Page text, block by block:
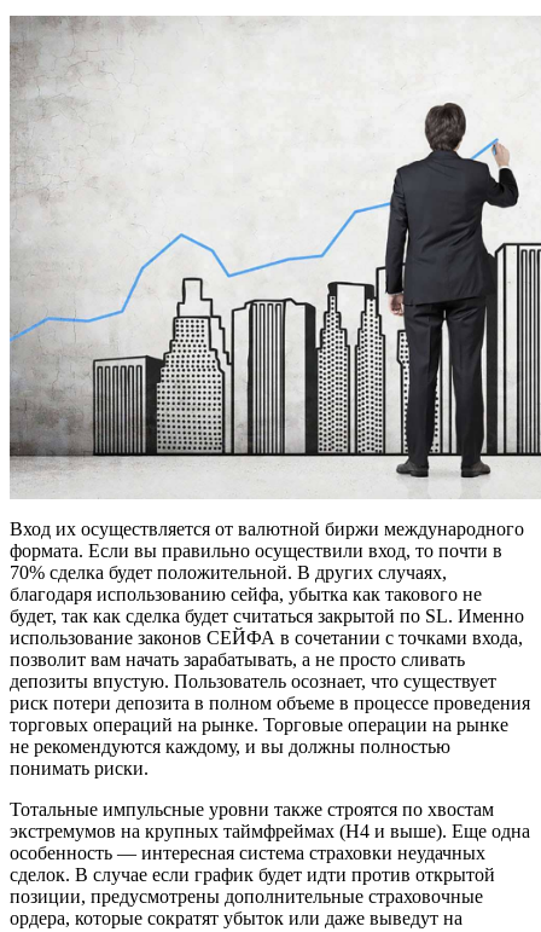
Вход их осуществляется от валютной биржи международного
формата. Если вы правильно осуществили вход, то почти в
70% сделка будет положительной. В других случаях,
благодаря использованию сейфа, убытка как такового не
будет, так как сделка будет считаться закрытой по SL. Именно
использование законов СЕЙФА в сочетании с точками входа,
позволит вам начать зарабатывать, а не просто сливать
депозиты впустую. Пользователь осознает, что существует
риск потери депозита в полном объеме в процессе проведения
торговых операций на рынке. Торговые операции на рынке
не рекомендуются каждому, и вы должны полностью
понимать риски.
Тотальные импульсные уровни также строятся по хвостам
экстремумов на крупных таймфреймах (H4 и выше). Еще одна
особенность — интересная система страховки неудачных
сделок. В случае если график будет идти против открытой
позиции, предусмотрены дополнительные страховочные
ордера, которые сократят убыток или даже выведут на